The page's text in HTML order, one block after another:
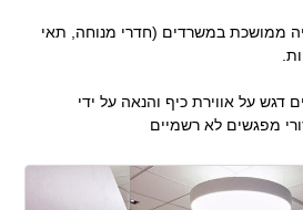
ממושכת במשרדים (חדרי מנוחה, תאי
דגש על אווירת כיף והנאה על ידי
מפגשים לא רשמיים